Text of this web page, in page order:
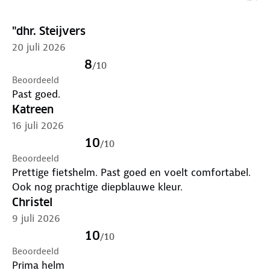
weten over hoe je veilig en goed verlicht de weg op
gaat? Bekijk
"dhr. Steijvers
20 juli 2026
8/10
Beoordeeld
Past goed.
Katreen
16 juli 2026
10/10
Beoordeeld
Prettige fietshelm. Past goed en voelt comfortabel.
Ook nog prachtige diepblauwe kleur.
Christel
9 juli 2026
10/10
Beoordeeld
Prima helm